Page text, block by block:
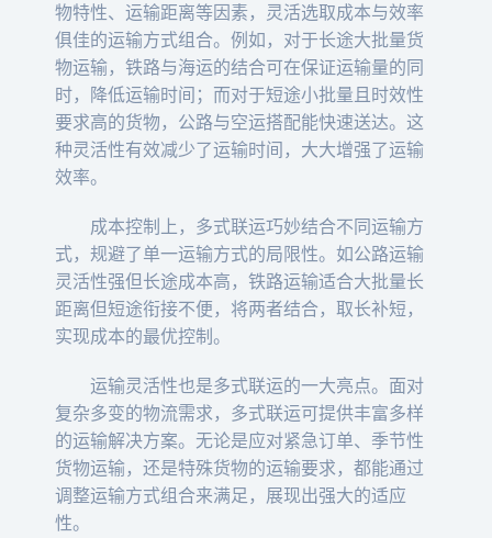
物特性、运输距离等因素，灵活选取成本与效率
俱佳的运输方式组合。例如，对于长途大批量货
物运输，铁路与海运的结合可在保证运输量的同
时，降低运输时间；而对于短途小批量且时效性
要求高的货物，公路与空运搭配能快速送达。这
种灵活性有效减少了运输时间，大大增强了运输
效率。
成本控制上，多式联运巧妙结合不同运输方
式，规避了单一运输方式的局限性。如公路运输
灵活性强但长途成本高，铁路运输适合大批量长
距离但短途衔接不便，将两者结合，取长补短，
实现成本的最优控制。
运输灵活性也是多式联运的一大亮点。面对
复杂多变的物流需求，多式联运可提供丰富多样
的运输解决方案。无论是应对紧急订单、季节性
货物运输，还是特殊货物的运输要求，都能通过
调整运输方式组合来满足，展现出强大的适应
性。